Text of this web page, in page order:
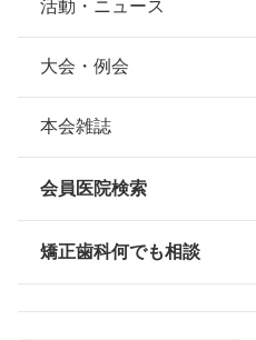
組織について
本会の歴史
情報公開
安心できる矯正歯科治療
矯正歯科治療について
活動・ニュース
大会・例会
本会雑誌
会員医院検索
矯正歯科何でも相談
「整っていく歯並びは
賞者から、前向きな言